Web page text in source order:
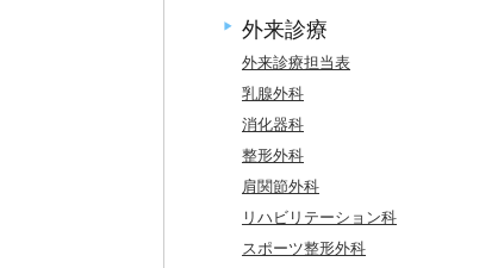
外来診療
外来診療担当表
乳腺外科
消化器科
整形外科
肩関節外科
リハビリテーション科
スポーツ整形外科